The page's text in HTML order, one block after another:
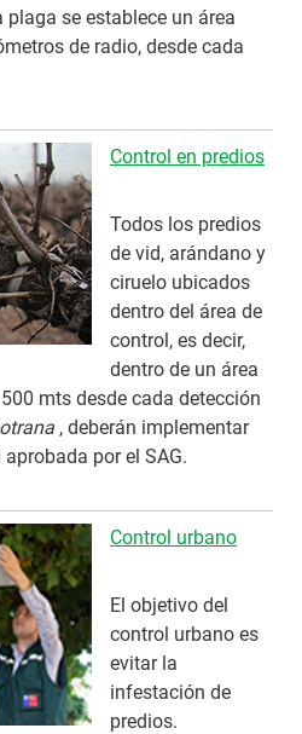
se establece un área
de radio, desde cada
Control en predios
Todos los predios
de vid, arándano y
ciruelo ubicados
dentro del área de
control, es decir,
dentro de un área
mts desde cada detección
, deberán implementar
por el SAG.
Control urbano
El objetivo del
control urbano es
evitar la
infestación de
predios.